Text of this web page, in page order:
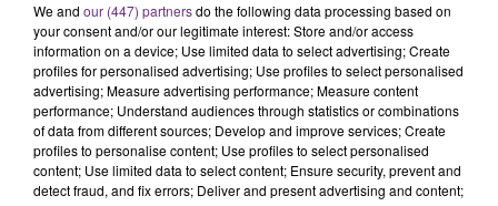
UN FEU DE REMORQUE BLOQUE LA
CIRCULATION DANS LES ARDENNES
Un feu de remorque s'est déclaré ce mercredi en
We and our (447) partnersdo the following data processing based on
your consent and/or our legitimate interest: Store and/or access
information on a device; Use limited data to select advertising; Create
profiles for personalised advertising; Use profiles to select personalised
advertising; Measure advertising performance; Measure content
performance; Understand audiences through statistics or combinations
of data from different sources; Develop and improve services; Create
profiles to personalise content; Use profiles to select personalised
content; Use limited data to select content; Ensure security, prevent and
detect fraud, and fix errors; Deliver and present advertising and content;